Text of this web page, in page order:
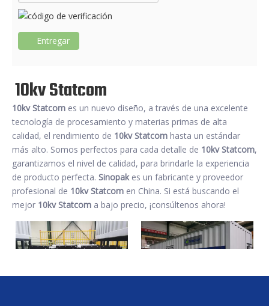
Entregar
10kv Statcom
10kv Statcom es un nuevo diseño, a través de una excelente
tecnología de procesamiento y materias primas de alta
calidad, el rendimiento de 10kv Statcom hasta un estándar
más alto. Somos perfectos para cada detalle de 10kv Statcom,
garantizamos el nivel de calidad, para brindarle la experiencia
de producto perfecta. Sinopakes un fabricante y proveedor
profesional de 10kv Statcom en China. Si está buscando el
mejor 10kv Statcom a bajo precio, ¡consúltenos ahora!